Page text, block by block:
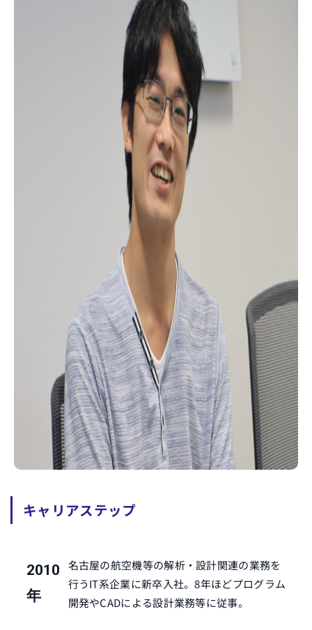
キャリアステップ
2010
年
名古屋の航空機等の解析・設計関連の業務を
行うIT系企業に新卒入社。8年ほどプログラム
開発やCADによる設計業務等に従事。